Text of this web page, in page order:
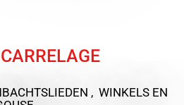
, WINKELS EN